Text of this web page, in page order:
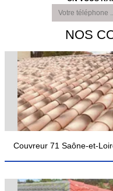
NOS
Couvreur 71 Saône-et-